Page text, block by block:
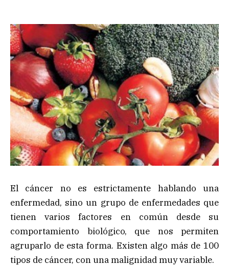
El cáncer no es estrictamente hablando una
enfermedad, sino un grupo de enfermedades que
tienen varios factores en común desde su
comportamiento biológico, que nos permiten
agruparlo de esta forma. Existen algo más de 100
tipos de cáncer, con una malignidad muy variable.